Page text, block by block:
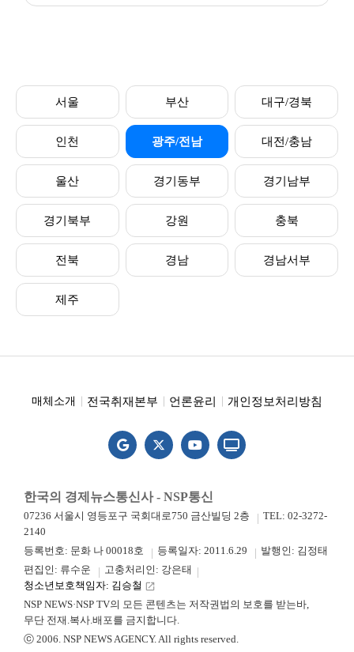
서울 부산 대구/경북
인천 광주/전남 대전/충남
울산 경기동부 경기남부
경기북부 강원 충북
전북 경남 경남서부
제주
매체소개 전국취재본부 언론윤리 개인정보처리방침
한국의 경제뉴스통신사 - NSP통신
07236 서울시 영등포구 국회대로750 금산빌딩 2층
TEL: 02-3272-
2140
등록번호: 문화 나 00018호
등록일자: 2011.6.29
발행인: 김정태
편집인: 류수운
고충처리인: 강은태
청소년보호책임자: 김승철 launch
NSP NEWS·NSP TV의 모든 콘텐츠는 저작권법의 보호를 받는바,
무단 전재.복사.배포를 금지합니다.
ⓒ 2006. NSP NEWS AGENCY. All rights reserved.